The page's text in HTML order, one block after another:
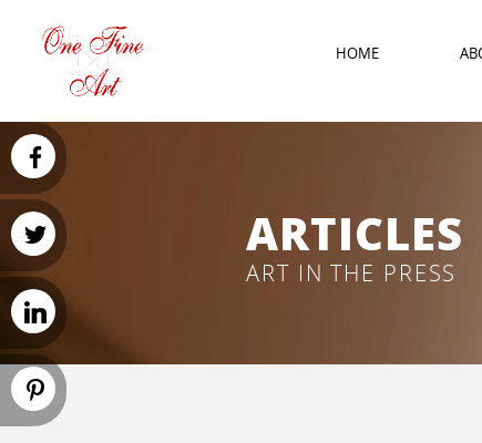
HOME
ARTICLES
ART IN THE PRESS